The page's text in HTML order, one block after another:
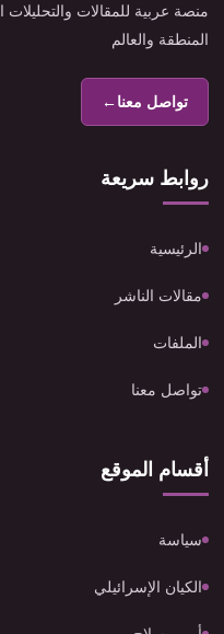
منصة عربية للمقالات
المنطقة والعالم
تواصل معنا←
روابط سريعة
الرئيسية
مقالات الناشر
الملفات
تواصل معنا
أقسام الموقع
سياسة
الكيان الإسرائيلي